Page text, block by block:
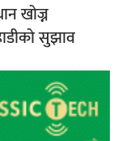
खोज्न
सुझाव